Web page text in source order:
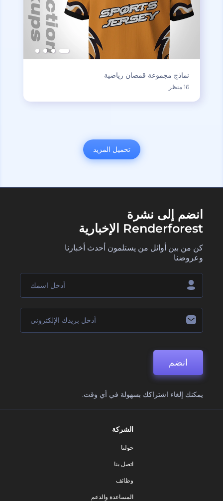
نماذج مجموعة قمصان رياضية
16 منظر
تحميل المزيد
انضم إلى نشرة
Renderforest الإخبارية
كن من بين أوائل من يستلمون أحدث أخبارنا
وعروضنا
انضم
يمكنك إلغاء اشتراكك بسهولة في أي وقت.
الشركة
حولنا
اتصل بنا
وظائف
المساعدة والدعم